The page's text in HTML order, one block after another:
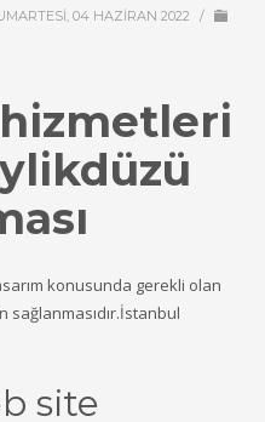
04 HAZIRAN 2022
/
konusunda gerekli olan
site